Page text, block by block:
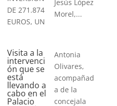
DE 271.874
EUROS, UN
Jesús López
Morel,...
Visita a la
intervenci
ón que se
está
llevando a
cabo en el
Palacio
Antonia
Olivares,
acompañad
a de la
concejala